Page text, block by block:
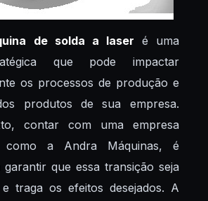
de solda a laser é uma
que pode impactar
os processos de produção e
produtos de sua empresa.
contar com uma empresa
como a Andra Máquinas, é
garantir que essa transição seja
e traga os efeitos desejados. A